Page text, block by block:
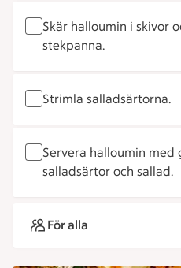
Skär halloumin i skivor
stekpanna.
Strimla salladsärtorna.
Servera halloumin med
salladsärtor och sallad.
För alla